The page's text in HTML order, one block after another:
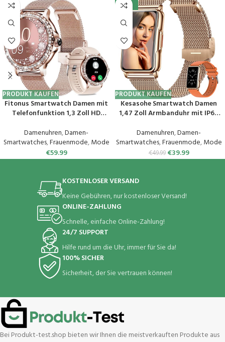
PRODUKT KAUFEN
Fitonus Smartwatch Damen mit
Telefonfunktion 1,3 Zoll HD
Periodenverfolgung, 110+ Sport,
Herzfrequenz, SpO2
Schlafmonitor, IP68 Fitnessuhr
Tracker für iOS Android
Damenuhren,Damen-
Smartwatches,Frauenmode,Mode
€59.99
-20%
PRODUKT KAUFEN
Kesasohe Smartwatch Damen
1,47 Zoll Armbanduhr mit IP68
Sportuhr mit Zwei Wochen
Standby SpO2 124
Trainingsmodi
Herzfrequenzmessung
Damenuhren,Damen-
Smartwatches,Frauenmode,Mode
€49.99 €39.99
KOSTENLOSER VERSAND
Keine Gebühren, nur kostenloser Versand!
ONLINE-ZAHLUNG
Schnelle, einfache Online-Zahlung!
24/7 SUPPORT
Hilfe rund um die Uhr, immer für Sie da!
100% SICHER
Sicherheit, der Sie vertrauen können!
Bei Produkt-test.shop bieten wir Ihnen die meistverkauften Produkte aus